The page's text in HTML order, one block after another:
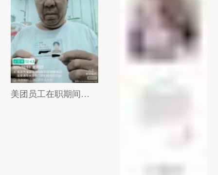
美团员工在职期间突然猝死，用工单位竟然这样处理？